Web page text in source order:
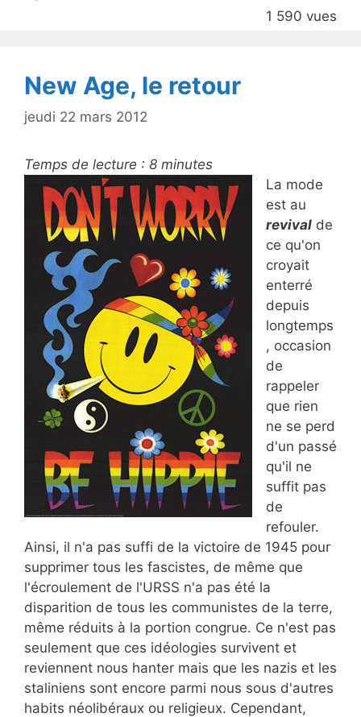
k
1 590 vues
New Age, le retour
jeudi 22 mars 2012
Temps de lecture : 8 minutes
La mode
est au
revival de
ce qu'on
croyait
enterré
depuis
longtemps
, occasion
de
rappeler
que rien
ne se perd
d'un passé
qu'il ne
suffit pas
de
refouler.
Ainsi, il n'a pas suffi de la victoire de 1945 pour
supprimer tous les fascistes, de même que
l'écroulement de l'URSS n'a pas été la
disparition de tous les communistes de la terre,
même réduits à la portion congrue. Ce n'est pas
seulement que ces idéologies survivent et
reviennent nous hanter mais que les nazis et les
staliniens sont encore parmi nous sous d'autres
habits néolibéraux ou religieux. Cependant,